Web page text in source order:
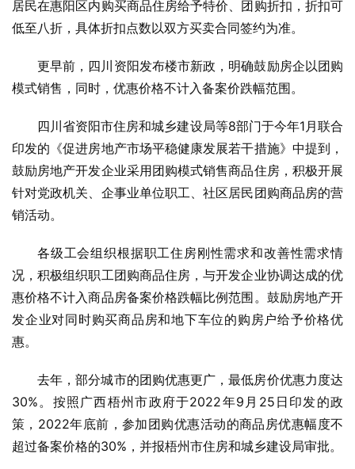
居民在惠阳区内购买商品住房给予特价、团购折扣，折扣可
低至八折，具体折扣点数以双方买卖合同签约为准。
更早前，四川资阳发布楼市新政，明确鼓励房企以团购
模式销售，同时，优惠价格不计入备案价跌幅范围。
四川省资阳市住房和城乡建设局等8部门于今年1月联合
印发的《促进房地产市场平稳健康发展若干措施》中提到，
鼓励房地产开发企业采用团购模式销售商品住房，积极开展
针对党政机关、企事业单位职工、社区居民团购商品房的营
销活动。
各级工会组织根据职工住房刚性需求和改善性需求情
况，积极组织职工团购商品住房，与开发企业协调达成的优
惠价格不计入商品房备案价格跌幅比例范围。鼓励房地产开
发企业对同时购买商品房和地下车位的购房户给予价格优
惠。
去年，部分城市的团购优惠更广，最低房价优惠力度达
30%。按照广西梧州市政府于2022年9月25日印发的政
策，2022年底前，参加团购优惠活动的商品房优惠幅度不
超过备案价格的30%，并报梧州市住房和城乡建设局审批。